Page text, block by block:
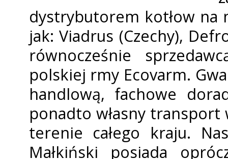
dystrybutorem kotłow na
jak: Viadrus (Czechy),
równocześnie
polskiej firmy Ecovarm.
handlową, fachowe
ponadto własny transport
terenie całego kraju.
Małkiński posiada